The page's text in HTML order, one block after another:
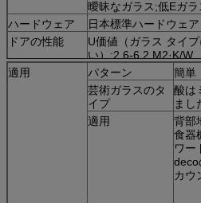
曖昧なガラス;低Eガ
ハードウェア
日本標準ハードウェア
ドアの性能
U価値（ガラス タイ
い）:2.6-6.2 M2·K/W
水堅さ:350 Pa
風の積載量:4500 Pa
騒音低減の≤ 39 db
適用 パターン
簡単
芸術ガラスのタ
イプ
酸は
まし
適用
背部
食器
ワー
deco
カウ